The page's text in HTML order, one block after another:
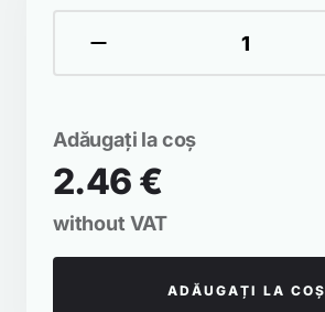
Adăugați la coș
2.46 €
without VAT
ADĂUGAȚI LA COȘ